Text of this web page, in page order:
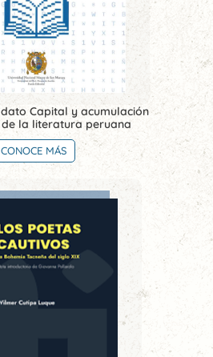
Capital y acumulación
de la literatura peruana
CONOCE MÁS